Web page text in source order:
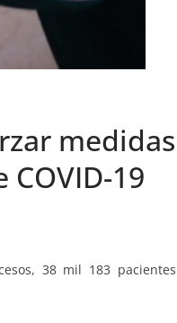
medidas
19
38 mil 183 pacientes